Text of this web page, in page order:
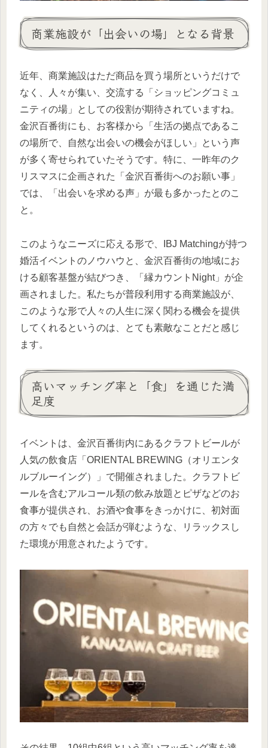
商業施設が「出会いの場」となる背景
近年、商業施設はただ商品を買う場所というだけで
なく、人々が集い、交流する「ショッピングコミュ
ニティの場」としての役割が期待されていますね。
金沢百番街にも、お客様から「生活の拠点であるこ
の場所で、自然な出会いの機会がほしい」という声
が多く寄せられていたそうです。特に、一昨年のク
リスマスに企画された「金沢百番街へのお願い事」
では、「出会いを求める声」が最も多かったとのこ
と。
このようなニーズに応える形で、IBJ Matchingが持つ
婚活イベントのノウハウと、金沢百番街の地域にお
ける顧客基盤が結びつき、「縁カウントNight」が企
画されました。私たちが普段利用する商業施設が、
このような形で人々の人生に深く関わる機会を提供
してくれるというのは、とても素敵なことだと感じ
ます。
高いマッチング率と「食」を通じた満
足度
イベントは、金沢百番街内にあるクラフトビールが
人気の飲食店「ORIENTAL BREWING（オリエンタ
ルブルーイング）」で開催されました。クラフトビ
ールを含むアルコール類の飲み放題とピザなどのお
食事が提供され、お酒や食事をきっかけに、初対面
の方々でも自然と会話が弾むような、リラックスし
た環境が用意されたようです。